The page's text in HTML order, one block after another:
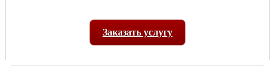
Заказать услугу